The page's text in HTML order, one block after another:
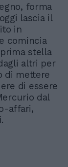
forma
lascia il
in
comincia
stella
altri per
di mettere
di essere
dal
affari,